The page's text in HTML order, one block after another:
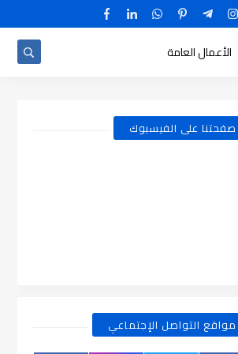
الأعمال العامة
صفحتنا على الفيسبوك
مواقع التواصل الإجتماعي